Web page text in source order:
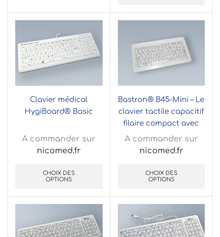
Clavier médical
HygiBoard® Basic
A commander sur
nicomed.fr
CHOIX DES
OPTIONS
Bastron® B45-Mini – Le
clavier tactile capacitif
filaire compact avec
touchpad géant
A commander sur
nicomed.fr
CHOIX DES
OPTIONS